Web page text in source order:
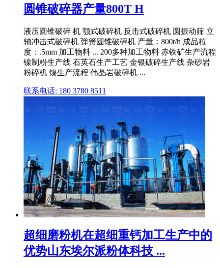
圆锥破碎器产量800T H
液压圆锥破碎 机 颚式破碎机 反击式破碎机 圆振动筛 立
轴冲击式破碎机 弹簧圆锥破碎机 产量：800t/h 成品粒
度：.5mm 加工物料 ... 200多种加工物料 赤铁矿生产流程
镍制粉生产线 石英石生产工艺 金银破碎生产线 杂砂岩
粉碎机 镍生产流程 伟晶岩破碎机 ...
联系电话: 180 3780 8511
超细磨粉机在超细重钙加工生产中的
优势山东埃尔派粉体科技 ...